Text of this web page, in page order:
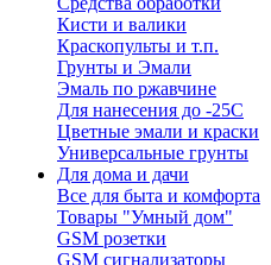
Кисти и валики
Краскопульты и т.п.
Грунты и Эмали
Эмаль по ржавчине
Для нанесения до -25С
Цветные эмали и краски
Универсальные грунты
Для дома и дачи
Все для быта и комфорта
Товары "Умный дом"
GSM розетки
GSM сигнализаторы